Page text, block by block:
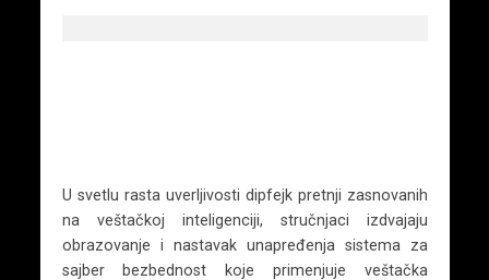
U svetlu rasta uverljivosti dipfejk pretnji zasnovanih
na veštačkoj inteligenciji, stručnjaci izdvajaju
obrazovanje i nastavak unapređenja sistema za
sajber bezbednost koje primenjuje veštačka